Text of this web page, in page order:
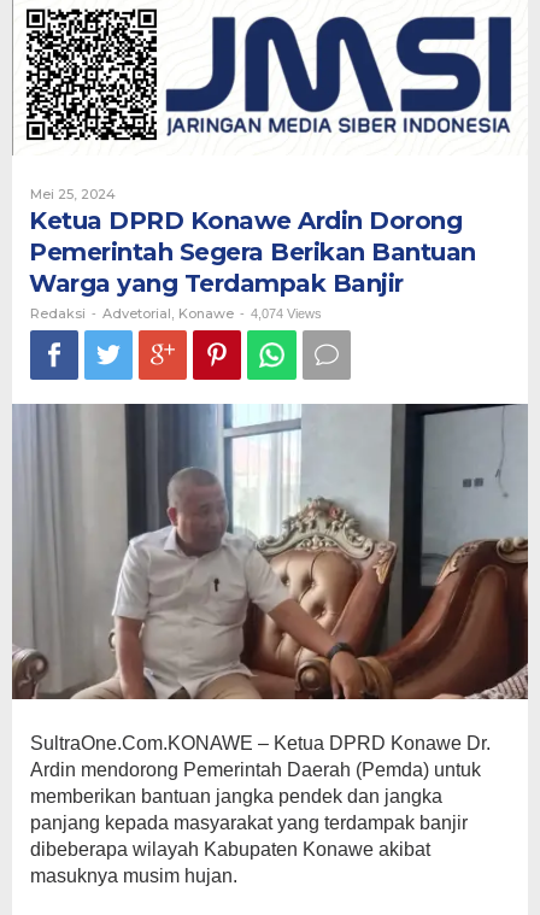
Dorong
Pemerintah
Segera
Berikan
Bantuan
Mei 25, 2024Oleh
Ketua DPRD Konawe Ardin Dorong
Pemerintah Segera Berikan Bantuan
Warga yang Terdampak Banjir
Redaksi - Advetorial Konawe - 4,074 Views
SultraOne.Com.KONAWE – Ketua DPRD Konawe Dr.
Ardin mendorong Pemerintah Daerah (Pemda) untuk
memberikan bantuan jangka pendek dan jangka
panjang kepada masyarakat yang terdampak banjir
dibeberapa wilayah Kabupaten Konawe akibat
masuknya musim hujan.